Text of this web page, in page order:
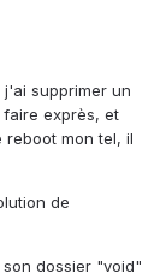
supprimer un
exprès, et
reboot mon tel, il
de
dossier "void"